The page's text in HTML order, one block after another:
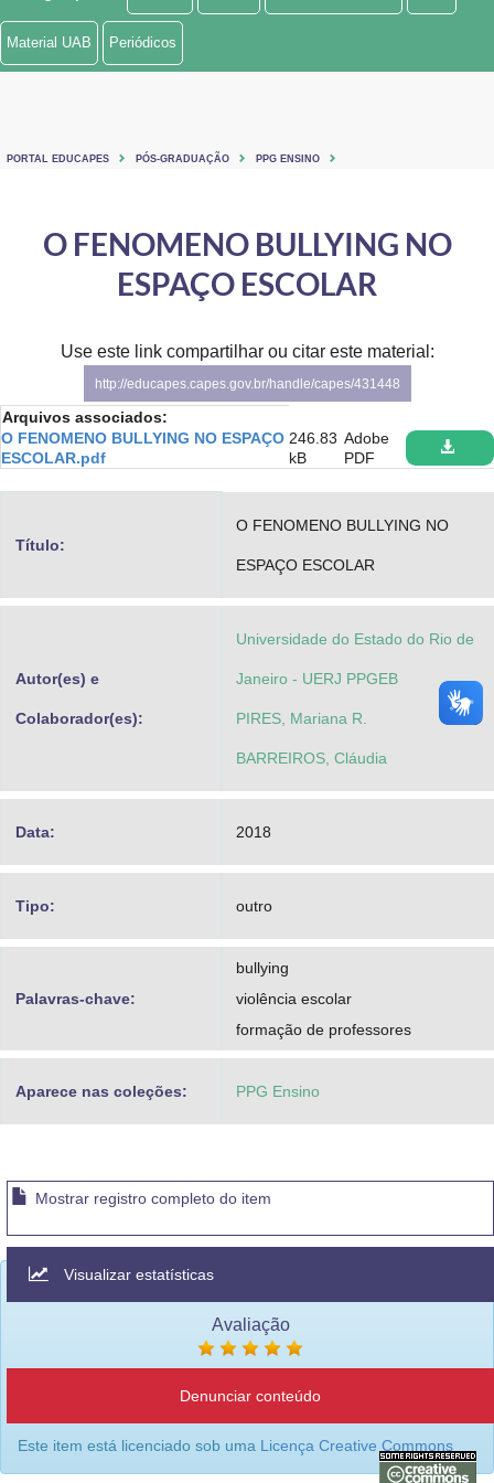
Ministério de Minas e Energia
Controladoria-Geral da União
Secretaria-Geral
Secretaria de Governo
Gabinete de Segurança Institucional
Material UAB Periódicos
PORTAL EDUCAPES PÓS-GRADUAÇÃO PPG ENSINO
O FENOMENO BULLYING NO
ESPAÇO ESCOLAR
Use este link compartilhar ou citar este material:
http://educapes.capes.gov.br/handle/capes/431448
Arquivos associados:
O FENOMENO BULLYING NO ESPAÇO
ESCOLAR.pdf
246.83
kB
Adobe
PDF
Título:
O FENOMENO BULLYING NO
ESPAÇO ESCOLAR
Autor(es) e
Colaborador(es):
Universidade do Estado do Rio de
Janeiro - UERJ PPGEB
PIRES, Mariana R.
BARREIROS, Cláudia
Data: 2018
Tipo: outro
Palavras-chave:
bullying
violência escolar
formação de professores
Aparece nas coleções: PPG Ensino
Mostrar registro completo do item
Visualizar estatísticas
Avaliação
Denunciar conteúdo
Este item está licenciado sob uma Licença Creative Commons